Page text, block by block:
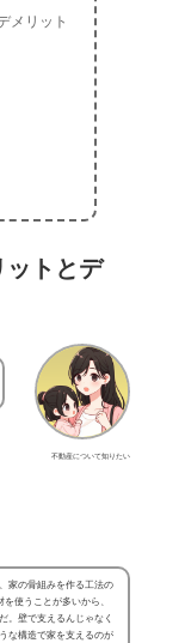
メリット
ットとデ
不動産について知りたい
家の骨組みを作る工法の
使うことが多いから、
。壁で支えるんじゃなく
な構造で家を支えるのが